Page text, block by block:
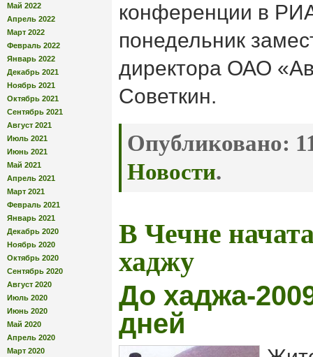
Май 2022
Апрель 2022
Март 2022
Февраль 2022
Январь 2022
Декабрь 2021
Ноябрь 2021
Октябрь 2021
Сентябрь 2021
Август 2021
Июль 2021
Июнь 2021
Май 2021
Апрель 2021
Март 2021
Февраль 2021
Январь 2021
Декабрь 2020
Ноябрь 2020
Октябрь 2020
Сентябрь 2020
Август 2020
Июль 2020
Июнь 2020
Май 2020
Апрель 2020
Март 2020
конференции в
понедельник
директора ОАО
Советкин.
Опубликовано:
Новости.
В Чечне
хаджу
До хаджа-
дней